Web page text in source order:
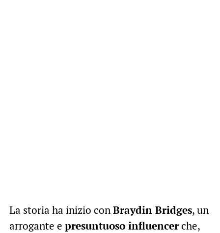
La storia ha inizio conBraydin Bridges, un
arrogante e presuntuoso influencerche,